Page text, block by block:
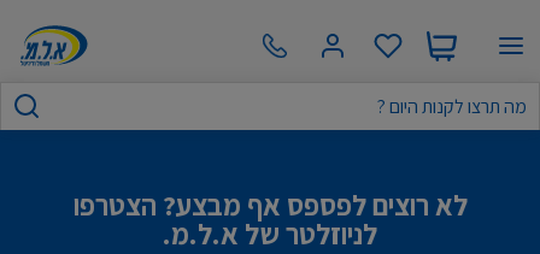
לא רוצים לפספס אף מבצע? הצטרפו
לניוזלטר של א.ל.מ.